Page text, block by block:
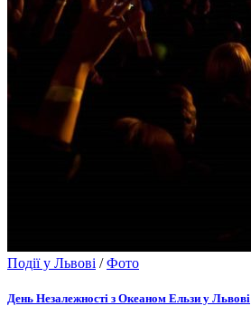
Події у Львові /Фото
День Незалежності з Океаном Ельзи у Львові